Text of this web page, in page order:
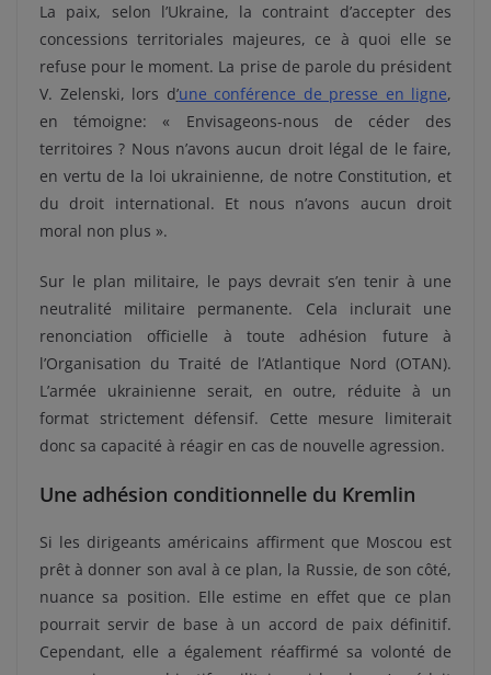
La paix, selon l’Ukraine, la contraint d’accepter des
concessions territoriales majeures, ce à quoi elle se
refuse pour le moment. La prise de parole du président
V. Zelenski, lors d’une conférence de presse en ligne,
en témoigne: « Envisageons-nous de céder des
territoires ? Nous n’avons aucun droit légal de le faire,
en vertu de la loi ukrainienne, de notre Constitution, et
du droit international. Et nous n’avons aucun droit
moral non plus ».
Sur le plan militaire, le pays devrait s’en tenir à une
neutralité militaire permanente. Cela inclurait une
renonciation officielle à toute adhésion future à
l’Organisation du Traité de l’Atlantique Nord (OTAN).
L’armée ukrainienne serait, en outre, réduite à un
format strictement défensif. Cette mesure limiterait
donc sa capacité à réagir en cas de nouvelle agression.
Une adhésion conditionnelle du Kremlin
Si les dirigeants américains affirment que Moscou est
prêt à donner son aval à ce plan, la Russie, de son côté,
nuance sa position. Elle estime en effet que ce plan
pourrait servir de base à un accord de paix définitif.
Cependant, elle a également réaffirmé sa volonté de